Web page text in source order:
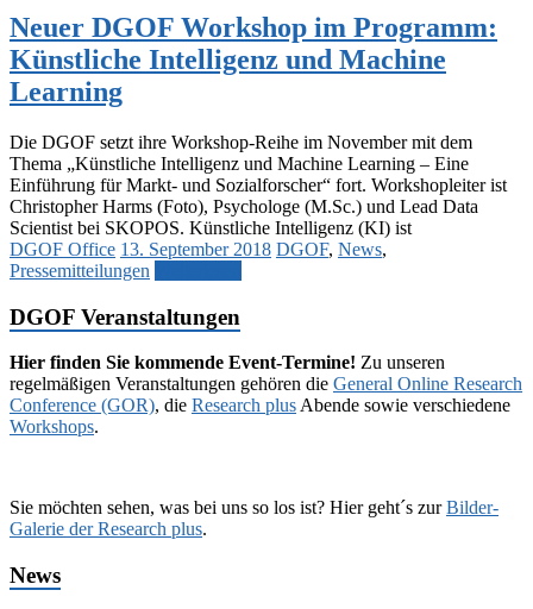
Neuer DGOF Workshop im Programm:
Künstliche Intelligenz und Machine
Learning
Die DGOF setzt ihre Workshop-Reihe im November mit dem
Thema „Künstliche Intelligenz und Machine Learning – Eine
Einführung für Markt- und Sozialforscher“ fort. Workshopleiter ist
Christopher Harms (Foto), Psychologe (M.Sc.) und Lead Data
Scientist bei SKOPOS. Künstliche Intelligenz (KI) ist
DGOF Office 13. September 2018 DGOF, News,
Pressemitteilungen
DGOF Veranstaltungen
Hier finden Sie kommende Event-Termine! Zu unseren
regelmäßigen Veranstaltungen gehören die General Online Research
Conference (GOR), die Research plus Abende sowie verschiedene
Workshops.
Sie möchten sehen, was bei uns so los ist? Hier geht´s zurBilder-
Galerie der Research plus.
News